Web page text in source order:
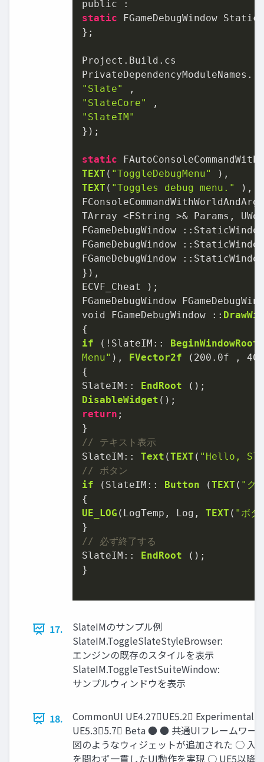
static FGameDebugWindow
};
Project.Build.cs
PrivateDependencyModuleNames.
"Slate"
"SlateCore"
"SlateIM"
});
static
TEXT ( "ToggleDebugMenu"
TEXT ( "Toggles debug menu."
),
TArray <FString >& Params,
FGameDebugWindow
FGameDebugWindow
FGameDebugWindow
}),
ECVF_Cheat );
FGameDebugWindow
void FGameDebugWindow ::
if (!SlateIM:: BeginWindowRoot
Menu" ), FVector2f ( 200.0f ,
{
SlateIM::
EndRoot
DisableWidget
return ;
// テキスト表示
SlateIM:: Text (TEXT ( "Hello,
// ボタン
if (SlateIM:: Button (TEXT ( "ク
UE_LOG (LogTemp, Log, TEXT ( "ボタ
// 必ず終了する
SlateIM::
EndRoot ();
}
17.
SlateIMのサンプル例
SlateIM.ToggleSlateStyleBrowser:
エンジンの既存のスタイルを表示
SlateIM.ToggleTestSuiteWindow:
サンプルウィンドウを表示
18.
CommonUI UE4.27UE5.2 Experimental,
UE5.35.7 Beta ● ● 共通UIフレームワー
図のようなウィジェットが追加された ○ 入
を問わず一貫したUI動作を実現 ○ UE5以降